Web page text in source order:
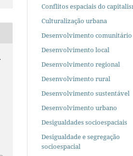
Conflitos espaciais do
Culturalização urbana
Desenvolvimento comunitário
Desenvolvimento local
Desenvolvimento regional
Desenvolvimento rural
Desenvolvimento sustentável
Desenvolvimento urbano
Desigualdades socioespaciais
Desigualdade e segregação
socioespacial